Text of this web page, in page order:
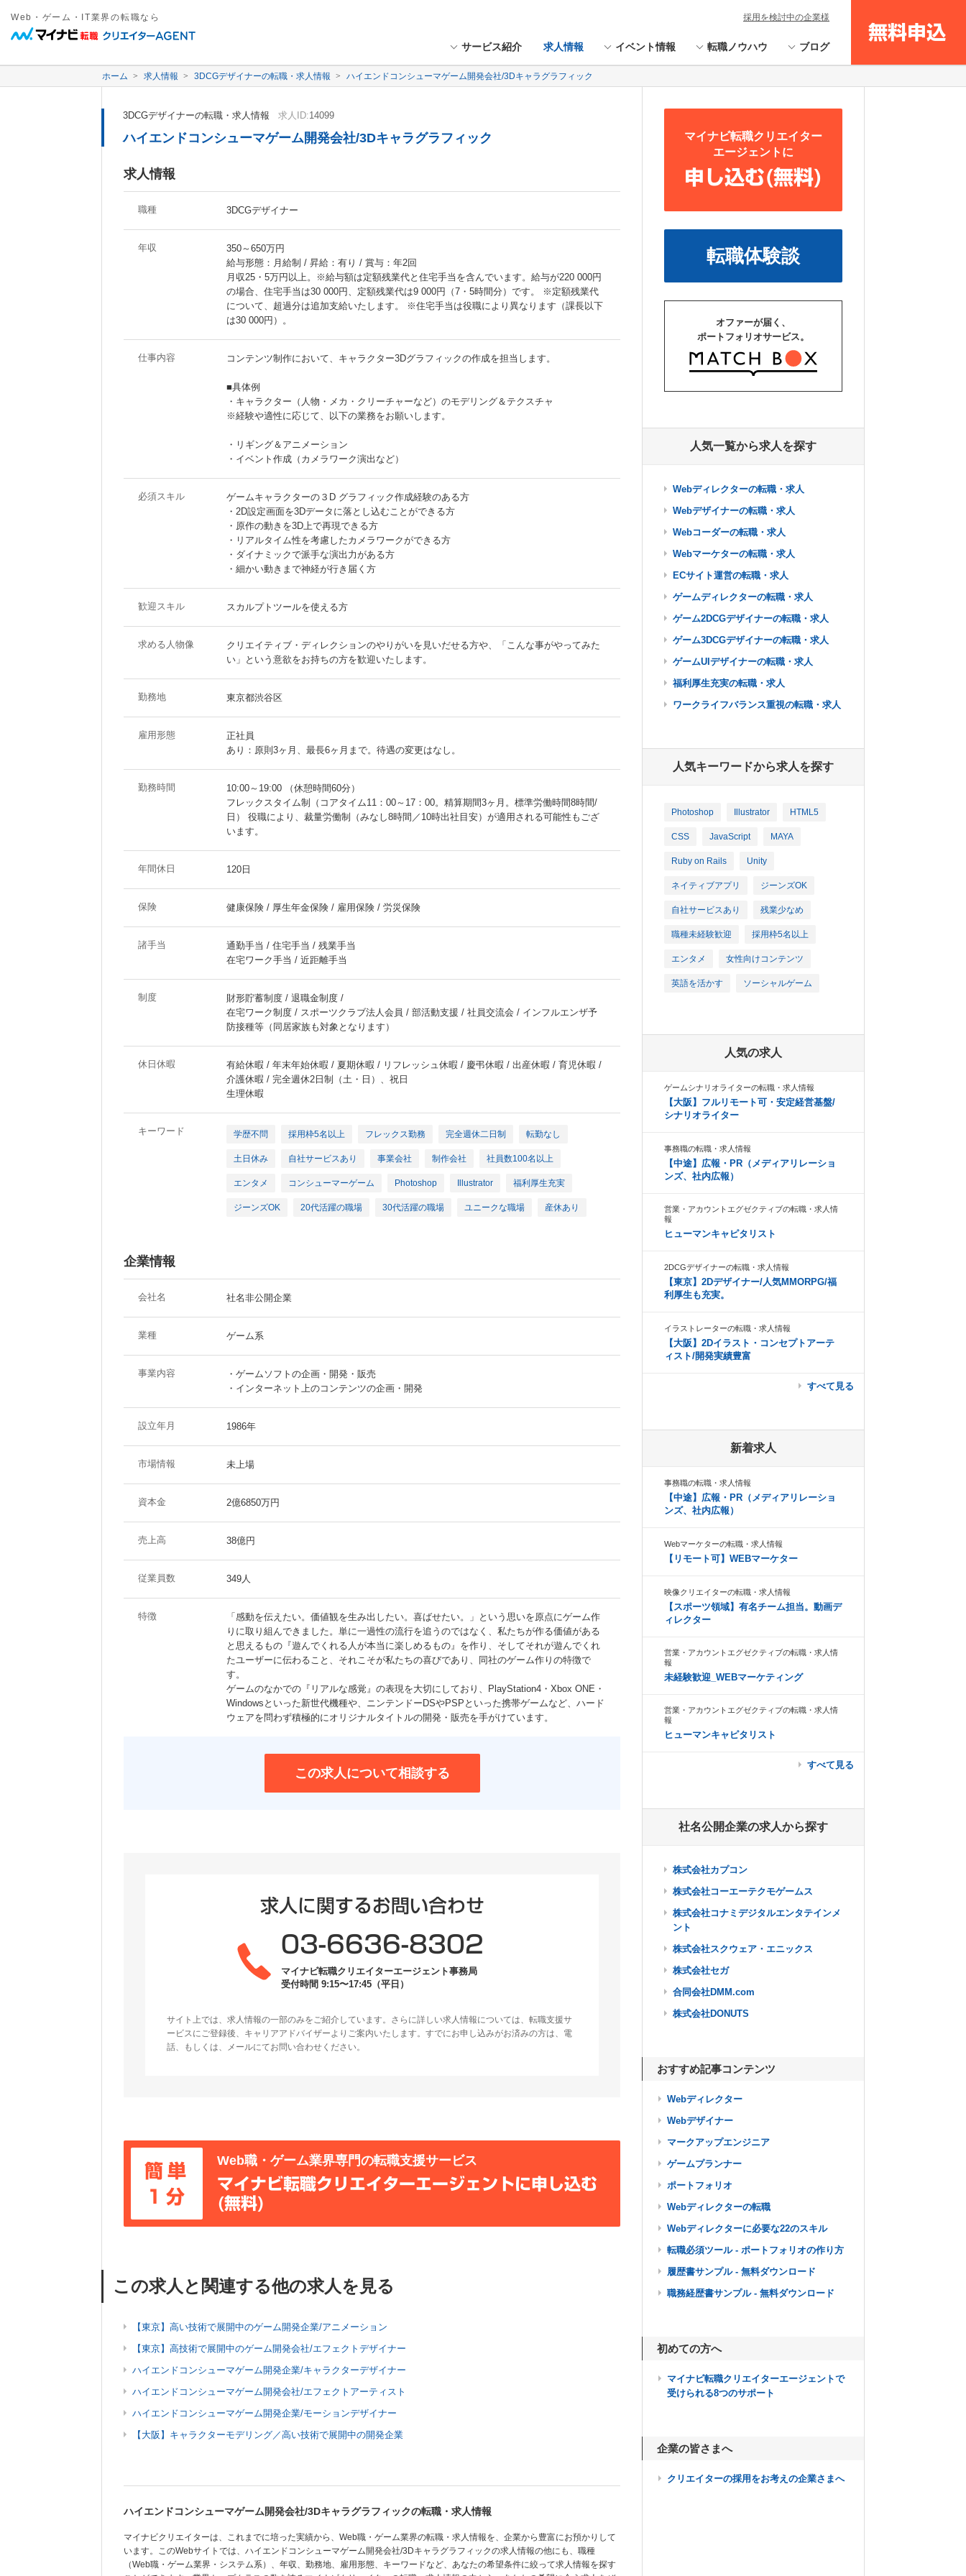
Web・ゲーム・IT業界の転職なら
サービス紹介 求人情報 イベント情報 転職ノウハウ ブログ
無料申込
採用を検討中の企業様
ホーム 求人情報 3DCGデザイナーの転職・求人情報 ハイエンドコンシューマゲーム開発会社/3Dキャラグラフィック
3DCGデザイナーの転職・求人情報 求人ID:14099
ハイエンドコンシューマゲーム開発会社/3Dキャラグラフィック
求人情報
職種 3DCGデザイナー
年収
350～650万円
給与形態：月給制 / 昇給：有り / 賞与：年2回
月収25・5万円以上。※給与額は定額残業代と住宅手当を含んでいます。給与が220 000円
の場合、住宅手当は30 000円、定額残業代は9 000円（7・5時間分）です。 ※定額残業代
について、超過分は追加支給いたします。 ※住宅手当は役職により異なります（課長以下
は30 000円）。
仕事内容 コンテンツ制作において、キャラクター3Dグラフィックの作成を担当します。
■具体例
・キャラクター（人物・メカ・クリーチャーなど）のモデリング＆テクスチャ
※経験や適性に応じて、以下の業務をお願いします。
・リギング＆アニメーション
・イベント作成（カメラワーク演出など）
必須スキル
ゲームキャラクターの３D グラフィック作成経験のある方
・2D設定画面を3Dデータに落とし込むことができる方
・原作の動きを3D上で再現できる方
・リアルタイム性を考慮したカメラワークができる方
・ダイナミックで派手な演出力がある方
・細かい動きまで神経が行き届く方
歓迎スキル スカルプトツールを使える方
求める人物像
クリエイティブ・ディレクションのやりがいを見いだせる方や、「こんな事がやってみた
い」という意欲をお持ちの方を歓迎いたします。
勤務地 東京都渋谷区
雇用形態
正社員
あり：原則3ヶ月、最長6ヶ月まで。待遇の変更はなし。
勤務時間
10:00～19:00 （休憩時間60分）
フレックスタイム制（コアタイム11：00～17：00。精算期間3ヶ月。標準労働時間8時間/
日） 役職により、裁量労働制（みなし8時間／10時出社目安）が適用される可能性もござ
います。
年間休日 120日
保険 健康保険 / 厚生年金保険 / 雇用保険 / 労災保険
諸手当
通勤手当 / 住宅手当 / 残業手当
在宅ワーク手当 / 近距離手当
制度
財形貯蓄制度 / 退職金制度 /
在宅ワーク制度 / スポーツクラブ法人会員 / 部活動支援 / 社員交流会 / インフルエンザ予
防接種等（同居家族も対象となります）
休日休暇
有給休暇 / 年末年始休暇 / 夏期休暇 / リフレッシュ休暇 / 慶弔休暇 / 出産休暇 / 育児休暇 /
介護休暇 / 完全週休2日制（土・日）、祝日
生理休暇
キーワード 学歴不問 採用枠5名以上 フレックス勤務 完全週休二日制 転勤なし
土日休み 自社サービスあり 事業会社 制作会社 社員数100名以上
エンタメ コンシューマーゲーム Photoshop Illustrator 福利厚生充実
ジーンズOK 20代活躍の職場 30代活躍の職場 ユニークな職場 産休あり
企業情報
会社名 社名非公開企業
業種 ゲーム系
事業内容
・ゲームソフトの企画・開発・販売
・インターネット上のコンテンツの企画・開発
設立年月 1986年
市場情報 未上場
資本金 2億6850万円
売上高 38億円
従業員数 349人
特徴
「感動を伝えたい。価値観を生み出したい。喜ばせたい。」という思いを原点にゲーム作
りに取り組んできました。単に一過性の流行を追うのではなく、私たちが作る価値がある
と思えるもの『遊んでくれる人が本当に楽しめるもの』を作り、そしてそれが遊んでくれ
たユーザーに伝わること、それこそが私たちの喜びであり、同社のゲーム作りの特徴で
す。
ゲームのなかでの『リアルな感覚』の表現を大切にしており、PlayStation4・Xbox ONE・
Windowsといった新世代機種や、ニンテンドーDSやPSPといった携帯ゲームなど、ハード
ウェアを問わず積極的にオリジナルタイトルの開発・販売を手がけています。
この求人について相談する
求人に関するお問い合わせ
03-6636-8302
マイナビ転職クリエイターエージェント事務局
受付時間 9:15〜17:45（平日）
サイト上では、求人情報の一部のみをご紹介しています。さらに詳しい求人情報については、転職支援サ
ービスにご登録後、キャリアアドバイザーよりご案内いたします。すでにお申し込みがお済みの方は、電
話、もしくは、メールにてお問い合わせください。
簡単
1分
Web職・ゲーム業界専門の転職支援サービス
マイナビ転職クリエイターエージェントに申し込む
(無料)
この求人と関連する他の求人を見る
【東京】高い技術で展開中のゲーム開発企業/アニメーション
【東京】高技術で展開中のゲーム開発会社/エフェクトデザイナー
ハイエンドコンシューマゲーム開発企業/キャラクターデザイナー
ハイエンドコンシューマゲーム開発会社/エフェクトアーティスト
ハイエンドコンシューマゲーム開発企業/モーションデザイナー
【大阪】キャラクターモデリング／高い技術で展開中の開発企業
ハイエンドコンシューマゲーム開発会社/3Dキャラグラフィックの転職・求人情報
マイナビクリエイターは、これまでに培った実績から、Web職・ゲーム業界の転職・求人情報を、企業から豊富にお預かりして
います。このWebサイトでは、ハイエンドコンシューマゲーム開発会社/3Dキャラグラフィックの求人情報の他にも、職種
（Web職・ゲーム業界・システム系）、年収、勤務地、雇用形態、キーワードなど、あなたの希望条件に絞って求人情報を探す
マイナビ転職クリエイター
エージェントに
申し込む(無料)
転職体験談
オファーが届く、
ポートフォリオサービス。
人気一覧から求人を探す
Webディレクターの転職・求人
Webデザイナーの転職・求人
Webコーダーの転職・求人
Webマーケターの転職・求人
ECサイト運営の転職・求人
ゲームディレクターの転職・求人
ゲーム2DCGデザイナーの転職・求人
ゲーム3DCGデザイナーの転職・求人
ゲームUIデザイナーの転職・求人
福利厚生充実の転職・求人
ワークライフバランス重視の転職・求人
人気キーワードから求人を探す
Photoshop Illustrator HTML5
CSS JavaScript MAYA
Ruby on Rails Unity
ネイティブアプリ ジーンズOK
自社サービスあり 残業少なめ
職種未経験歓迎 採用枠5名以上
エンタメ 女性向けコンテンツ
英語を活かす ソーシャルゲーム
人気の求人
ゲームシナリオライターの転職・求人情報
【大阪】フルリモート可・安定経営基盤/
シナリオライター
事務職の転職・求人情報
【中途】広報・PR（メディアリレーショ
ンズ、社内広報）
営業・アカウントエグゼクティブの転職・求人情
報
ヒューマンキャピタリスト
2DCGデザイナーの転職・求人情報
【東京】2Dデザイナー/人気MMORPG/福
利厚生も充実。
イラストレーターの転職・求人情報
【大阪】2Dイラスト・コンセプトアーテ
ィスト/開発実績豊富
すべて見る
新着求人
事務職の転職・求人情報
【中途】広報・PR（メディアリレーショ
ンズ、社内広報）
Webマーケターの転職・求人情報
【リモート可】WEBマーケター
映像クリエイターの転職・求人情報
【スポーツ領域】有名チーム担当。動画デ
ィレクター
営業・アカウントエグゼクティブの転職・求人情
報
未経験歓迎_WEBマーケティング
営業・アカウントエグゼクティブの転職・求人情
報
ヒューマンキャピタリスト
すべて見る
社名公開企業の求人から探す
株式会社カプコン
株式会社コーエーテクモゲームス
株式会社コナミデジタルエンタテインメ
ント
株式会社スクウェア・エニックス
株式会社セガ
合同会社DMM.com
株式会社DONUTS
おすすめ記事コンテンツ
Webディレクター
Webデザイナー
マークアップエンジニア
ゲームプランナー
ポートフォリオ
Webディレクターの転職
Webディレクターに必要な22のスキル
転職必須ツール - ポートフォリオの作り方
履歴書サンプル - 無料ダウンロード
職務経歴書サンプル - 無料ダウンロード
初めての方へ
マイナビ転職クリエイターエージェントで
受けられる8つのサポート
企業の皆さまへ
クリエイターの採用をお考えの企業さまへ